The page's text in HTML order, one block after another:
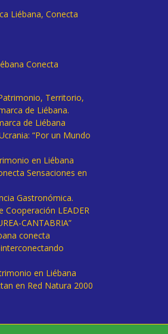
Liébana, Conecta
Conecta
Territorio,
de Liébana.
de Liébana
“Por un Mundo
en Liébana
Sensaciones en
Gastronómica.
Cooperación LEADER
CANTABRIA”
conecta
en Liébana
en Red Natura 2000